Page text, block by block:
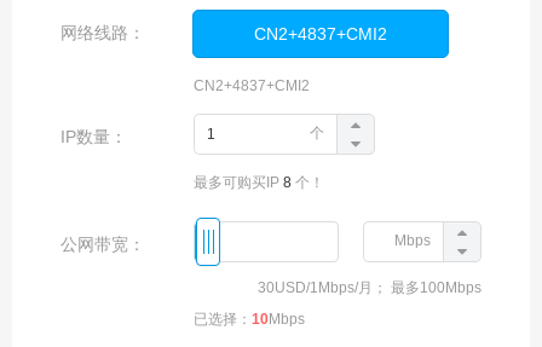
香港E5-2683V4*2-
64G-1000GSSD/20MCN2
香港E5-2696v4*2-64G-
1000GSSD/20MCN2
香港金牌6138*2-64G-
香港Platinum 8380*2-
128G-1000G
NVME/20MCN2
网络线路： CN2+4837+CMI2
CN2+4837+CMI2
IP数量： 个
最多可购买IP 8 个！
公网带宽： Mbps
30USD/1Mbps/月 ； 最多100Mbps
已选择： 10Mbps